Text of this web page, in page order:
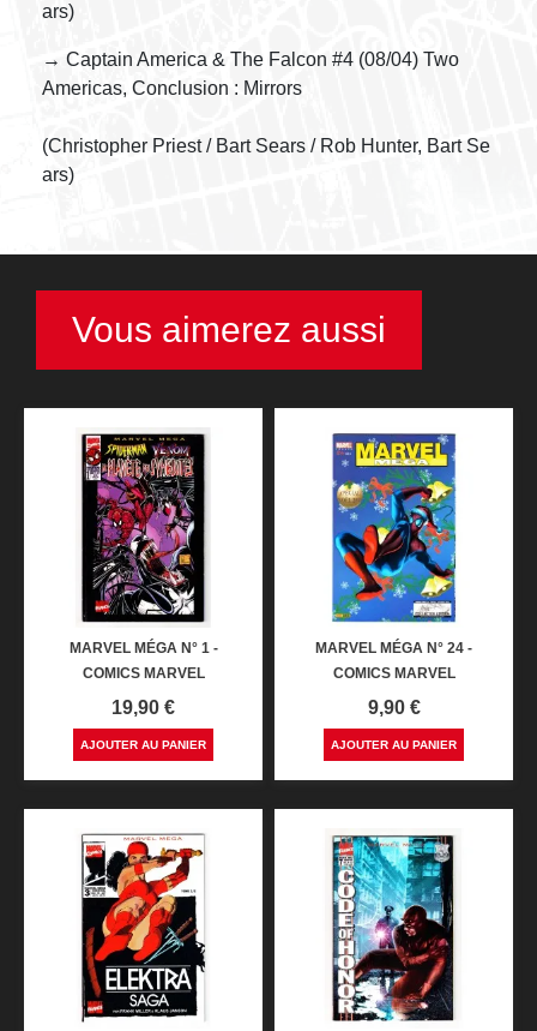
ars)
→ Captain America & The Falcon #4 (08/04) Two
Americas, Conclusion : Mirrors
(Christopher Priest / Bart Sears / Rob Hunter, Bart Se
ars)
Vous aimerez aussi
MARVEL MÉGA N° 1 -
COMICS MARVEL
Prix
19,90 €
AJOUTER AU PANIER
MARVEL MÉGA N° 24 -
COMICS MARVEL
Prix
9,90 €
AJOUTER AU PANIER